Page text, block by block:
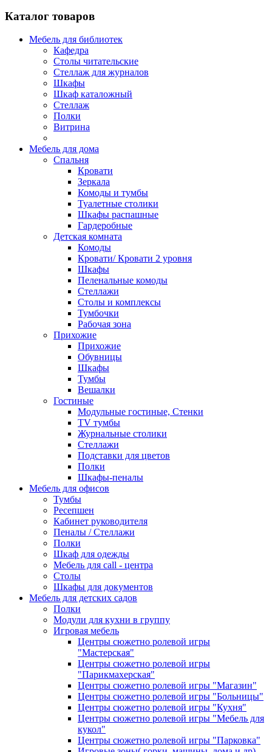
Каталог товаров
Мебель для библиотек
Кафедра
Столы читательские
Стеллаж для журналов
Шкафы
Шкаф каталожный
Стеллаж
Полки
Витрина
Мебель для дома
Спальня
Кровати
Зеркала
Комоды и тумбы
Туалетные столики
Шкафы распашные
Гардеробные
Детская комната
Комоды
Кровати/ Кровати 2 уровня
Шкафы
Пеленальные комоды
Стеллажи
Столы и комплексы
Тумбочки
Рабочая зона
Прихожие
Прихожие
Обувницы
Шкафы
Тумбы
Вешалки
Гостиные
Модульные гостиные, Стенки
TV тумбы
Журнальные столики
Стеллажи
Подставки для цветов
Полки
Шкафы-пеналы
Мебель для офисов
Тумбы
Ресепшен
Кабинет руководителя
Пеналы / Стеллажи
Полки
Шкаф для одежды
Мебель для call - центра
Столы
Шкафы для документов
Мебель для детских садов
Полки
Модули для кухни в группу
Игровая мебель
Центры сюжетно ролевой игры
"Мастерская"
Центры сюжетно ролевой игры
"Парикмахерская"
Центры сюжетно ролевой игры "Магазин"
Центры сюжетно ролевой игры "Больницы"
Центры сюжетно ролевой игры "Кухня"
Центры сюжетно ролевой игры "Мебель для
кукол"
Центры сюжетно ролевой игры "Парковка"